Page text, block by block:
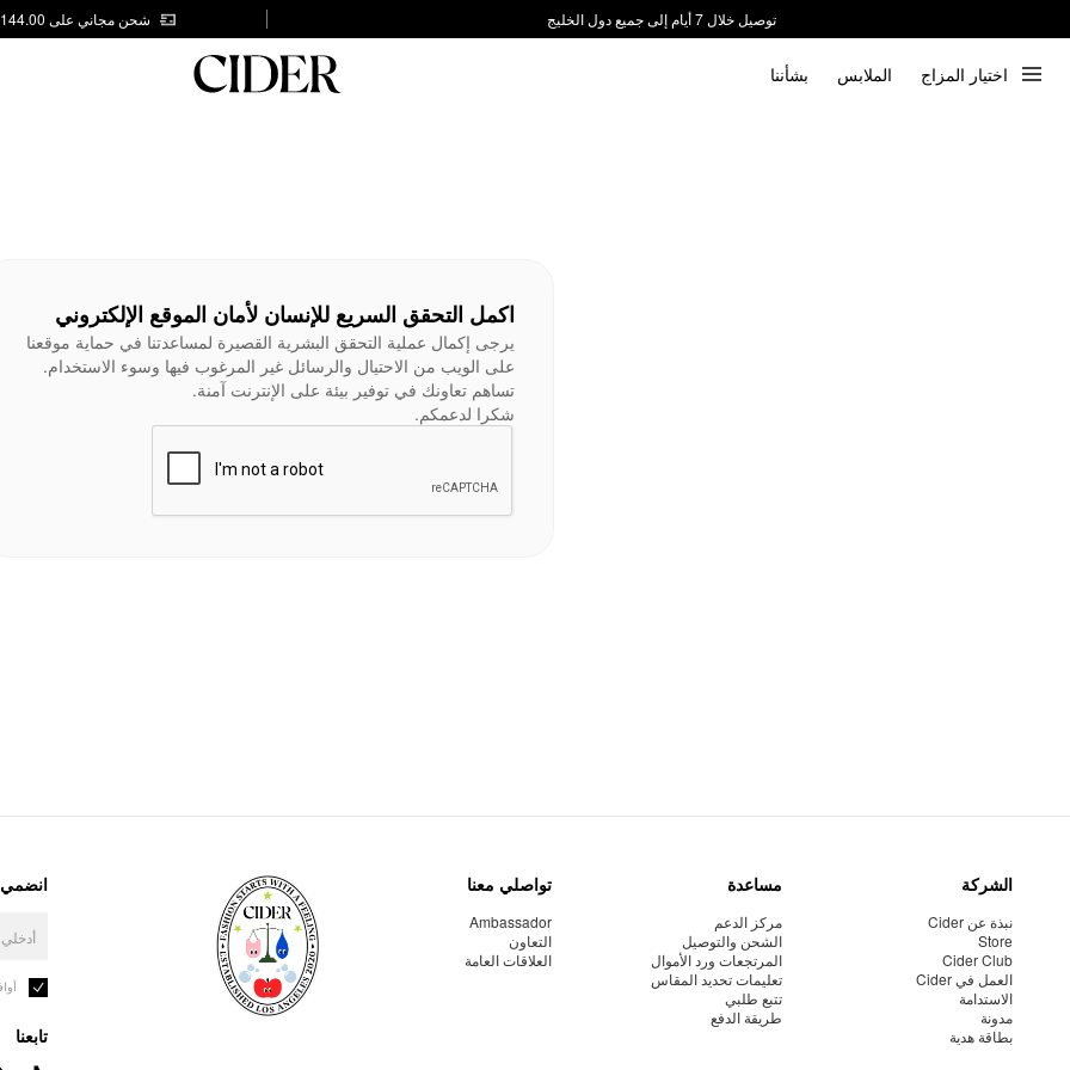
توصيل خلال 7 أيام إلى جميع دول الخليج
شحن مجاني على AED 144.00
اختيار المزاج الملابس بشأننا
اكمل التحقق السريع للإنسان لأمان الموقع الإلكتروني
يرجى إكمال عملية التحقق البشرية القصيرة لمساعدتنا في حماية موقعنا
على الويب من الاحتيال والرسائل غير المرغوب فيها وسوء الاستخدام.
تساهم تعاونك في توفير بيئة على الإنترنت آمنة.
شكرا لدعمكم.
الشركة
نبذة عن Cider
Store
Cider Club
العمل في Cider
الاستدامة
مدونة
بطاقة هدية
مساعدة
مركز الدعم
الشحن والتوصيل
المرتجعات ورد الأموال
تعليمات تحديد المقاس
تتبع طلبي
طريقة الدفع
تواصلي معنا
Ambassador
التعاون
العلاقات العامة
انضمي
تابعنا